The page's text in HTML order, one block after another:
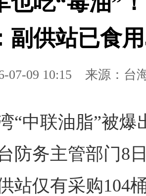
副供站已食
07-09 10:15 来源：台
“中联油脂”被
防务主管部门8
站仅有采购104